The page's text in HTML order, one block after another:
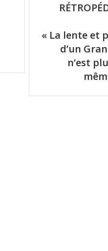
« La lente et
d’un
n’est